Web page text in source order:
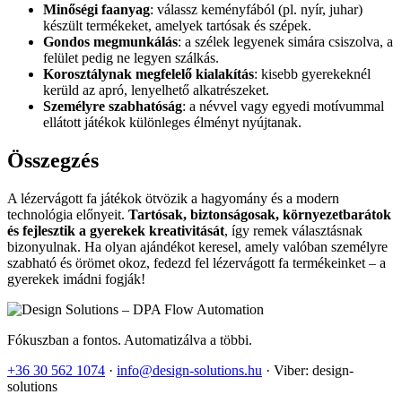
Minőségi faanyag: válassz keményfából (pl. nyír, juhar)
készült termékeket, amelyek tartósak és szépek.
Gondos megmunkálás: a szélek legyenek simára csiszolva, a
felület pedig ne legyen szálkás.
Korosztálynak megfelelő kialakítás: kisebb gyerekeknél
kerüld az apró, lenyelhető alkatrészeket.
Személyre szabhatóság: a névvel vagy egyedi motívummal
ellátott játékok különleges élményt nyújtanak.
Összegzés
A lézervágott fa játékok ötvözik a hagyomány és a modern
technológia előnyeit. Tartósak, biztonságosak, környezetbarátok
és fejlesztik a gyerekek kreativitását, így remek választásnak
bizonyulnak. Ha olyan ajándékot keresel, amely valóban személyre
szabható és örömet okoz, fedezd fel lézervágott fa termékeinket – a
gyerekek imádni fogják!
Fókuszban a fontos. Automatizálva a többi.
+36 30 562 1074 · info@design-solutions.hu · Viber: design-
solutions